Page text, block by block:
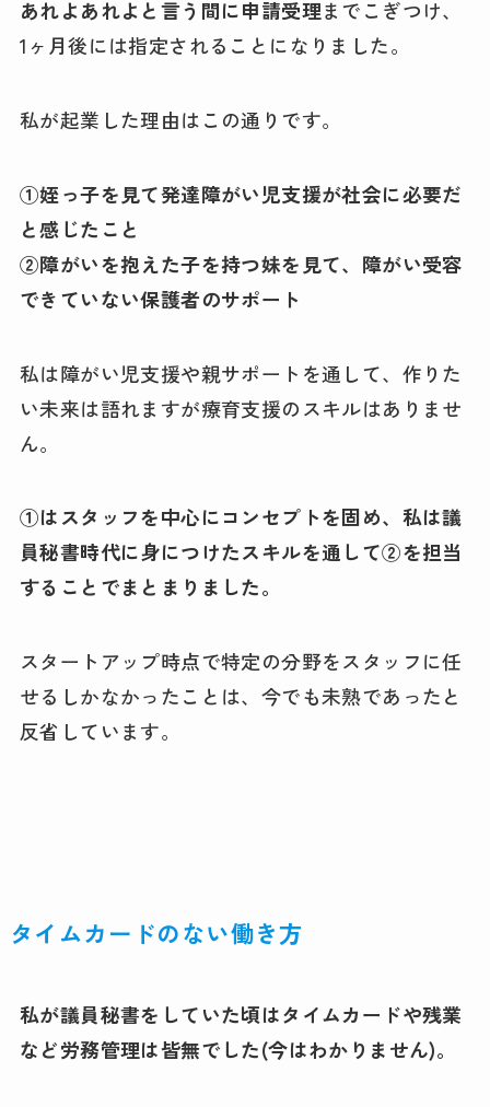
あれよあれよと言う間に申請受理までこぎつけ、
1ヶ月後には指定されることになりました。
私が起業した理由はこの通りです。
①姪っ子を見て発達障がい児支援が社会に必要だ
と感じたこと
②障がいを抱えた子を持つ妹を見て、障がい受容
できていない保護者のサポート
私は障がい児支援や親サポートを通して、作りた
い未来は語れますが療育支援のスキルはありませ
ん。
①はスタッフを中心にコンセプトを固め、私は議
員秘書時代に身につけたスキルを通して②を担当
することでまとまりました。
スタートアップ時点で特定の分野をスタッフに任
せるしかなかったことは、今でも未熟であったと
反省しています。
タイムカードのない働き方
私が議員秘書をしていた頃はタイムカードや残業
など労務管理は皆無でした(今はわかりません)。